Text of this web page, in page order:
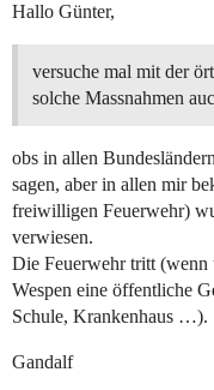
Hallo Günter,
versuche mal mit der
solche Massnahmen
obs in allen
sagen, aber in allen mir
freiwilligen Feuerwehr)
verwiesen.
Die Feuerwehr tritt
Wespen eine öffentliche
Schule, Krankenhaus …).
Gandalf